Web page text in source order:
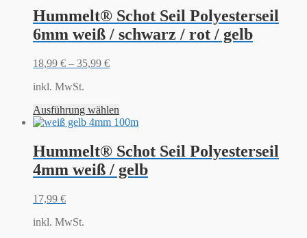
Hummelt® Schot Seil Polyesterseil
6mm weiß / schwarz / rot / gelb
18,99 € – 35,99 €
inkl. MwSt.
Ausführung wählen
Hummelt® Schot Seil Polyesterseil
4mm weiß / gelb
17,99 €
inkl. MwSt.